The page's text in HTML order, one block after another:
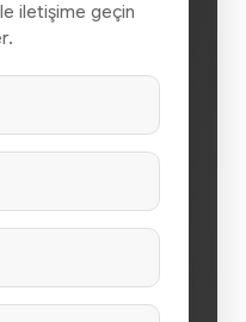
iletişime geçin